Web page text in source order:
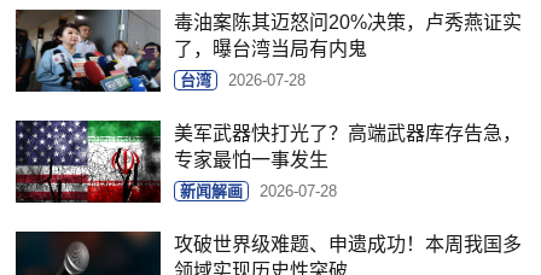
毒油案陈其迈怒问20%决策，卢秀燕证实
了，曝台湾当局有内鬼
台湾 2026-07-28
美军武器快打光了？高端武器库存告急，
专家最怕一事发生
新闻解画 2026-07-28
攻破世界级难题、申遗成功！本周我国多
领域实现历史性突破